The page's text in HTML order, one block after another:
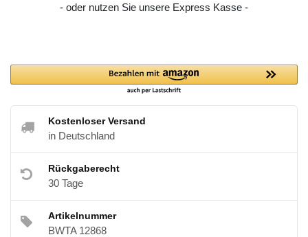
- oder nutzen Sie unsere Express Kasse -
Kostenloser Versand
in Deutschland
Rückgaberecht
30 Tage
Artikelnummer
BWTA 12868